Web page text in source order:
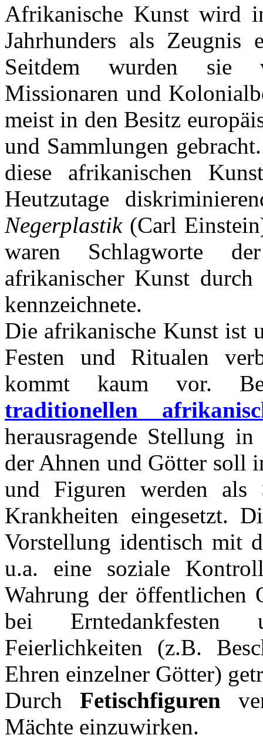
Afrikanische Kunst wird
Jahrhunders als Zeugnis
Seitdem wurden sie
Missionaren und
meist in den Besitz
und Sammlungen
diese afrikanischen
Heutzutage
Negerplastik(Carl
waren Schlagworte
afrikanischer Kunst
kennzeichnete.
Die afrikanische Kunst ist
Festen und Ritualen
kommt kaum vor.
traditionellen
herausragende Stellung
der Ahnen und Götter soll
und Figuren werden als
Krankheiten eingesetzt.
Vorstellung identisch mit
u.a. eine soziale
Wahrung der öffentlichen
bei Erntedankfesten
Feierlichkeiten (z.B.
Ehren einzelner Götter)
Durch Fetischfiguren
Mächte einzuwirken.